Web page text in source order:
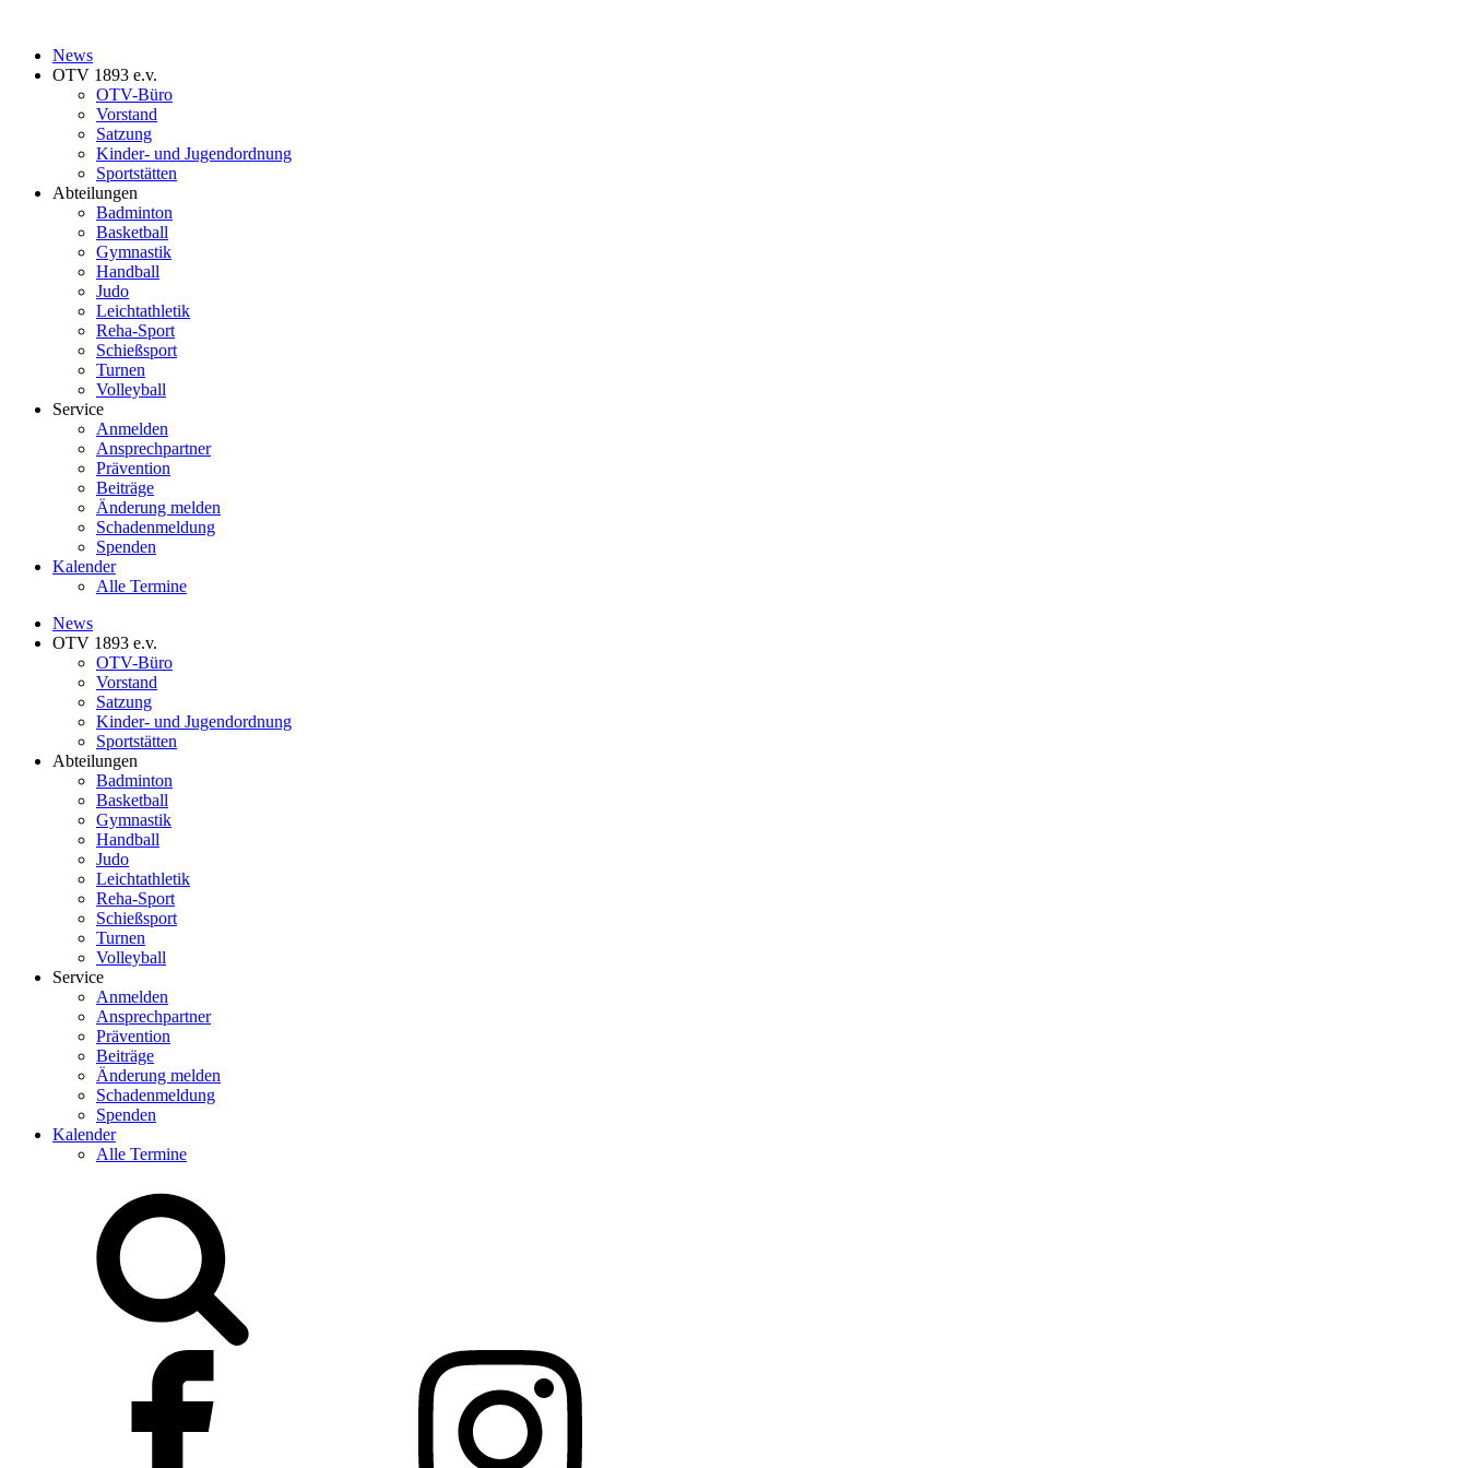
News
OTV 1893 e.v.
OTV-Büro
Vorstand
Satzung
Kinder- und Jugendordnung
Sportstätten
Abteilungen
Badminton
Basketball
Gymnastik
Handball
Judo
Leichtathletik
Reha-Sport
Schießsport
Turnen
Volleyball
Service
Anmelden
Ansprechpartner
Prävention
Beiträge
Änderung melden
Schadenmeldung
Spenden
Kalender
Alle Termine
News
OTV 1893 e.v.
OTV-Büro
Vorstand
Satzung
Kinder- und Jugendordnung
Sportstätten
Abteilungen
Badminton
Basketball
Gymnastik
Handball
Judo
Leichtathletik
Reha-Sport
Schießsport
Turnen
Volleyball
Service
Anmelden
Ansprechpartner
Prävention
Beiträge
Änderung melden
Schadenmeldung
Spenden
Kalender
Alle Termine